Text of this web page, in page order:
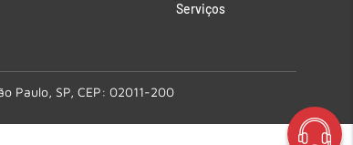
Serviços
Paulo, SP, CEP: 02011-200